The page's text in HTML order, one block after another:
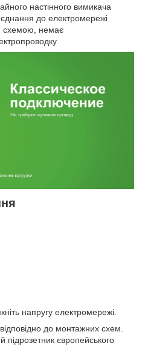
настінного вимикача
до електромережі
схемою, немає
напругу електромережі.
до монтажних схем.
підрозетник європейського